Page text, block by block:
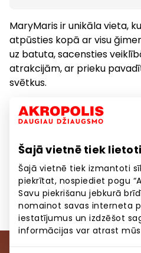
Šajā vietnē tiek
Šajā vietnē tiek izmantoti
piekrītat, nospiediet pogu
Savu piekrišanu jebkurā
nomainot savas interneta
iestatījumus un izdzēšot
informācijas var atrast
MaryMaris ir unikāla vieta,
atpūsties kopā ar visu
uz batuta, sacensties
atrakcijām, ar prieku
svētkus.
Biznesa pusdienas
Ēdināšana Izklaides
Picērijas Restorāni